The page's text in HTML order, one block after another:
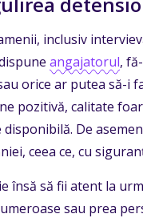
inclusiv
angajatorul,
orice ar putea să-i
pozitivă, calitate
disponibilă. De
ceea ce, cu
însă să fii atent la
sau prea